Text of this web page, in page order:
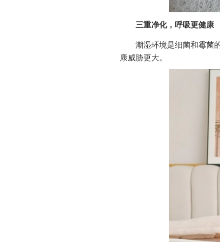
三重净化，呼吸更健康
潮湿环境是细菌和霉菌
康威胁更大。